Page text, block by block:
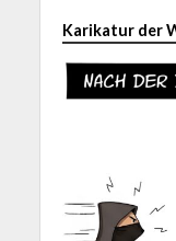
Karikatur der